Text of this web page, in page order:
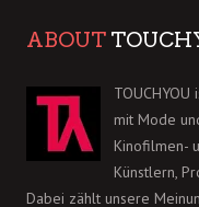
ABOUT
mit Mode
Kinofilmen-
Künstlern,
Dabei zählt unsere